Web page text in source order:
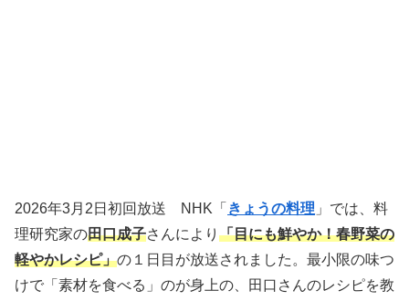
2026年3月2日初回放送 NHK「 きょうの料理 」では、料
理研究家の田口成子さんにより 「目にも鮮やか！春野菜の
軽やかレシピ」の１日目が放送されました。最小限の味つ
けで「素材を食べる」のが身上の、田口さんのレシピを教